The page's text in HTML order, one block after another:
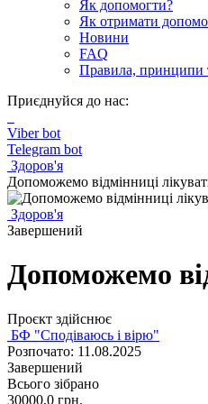
Як допомогти?
Як отримати
Новини
FAQ
Правила, принципи
Приєднуйся до нас:
Viber bot
Telegram bot
Здоров'я
Допоможемо відмінниці
Здоров'я
Завершений
Допоможемо
Проєкт здійснює
БФ "Сподіваюсь і вірю"
Розпочато: 11.08.2025
Завершений
Всього зібрано
30000,0 грн.